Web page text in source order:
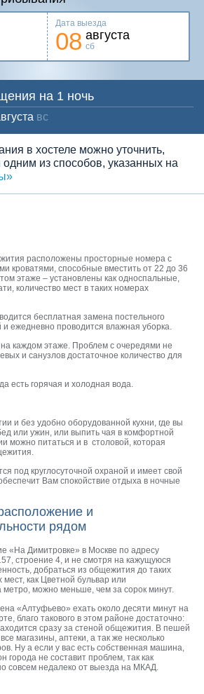
Дата выезда
08 августа
сб
на 1 ночь
вс
в хостеле можно уточнить,
из способов, указанных на
расположены просторные номера с
кроватями, способные вместить от 22 до 36
этаже – установлены как односпальные,
количество мест в таких номерах
бесплатная замена постельного
и ежедневно проводится влажная уборка.
каждом этаже. Проблем с очередями не
и санузлов достаточное количество для
есть горячая и холодная вода.
и без удобно оборудованной кухни, где вы
или ужин, или выпить чая в комфортной
можно питаться и в столовой, которая
под круглосуточной охраной и имеет свой
Вам спокойствие отдыха в ночные
и
рядом
«На Димитровке» в Москве по адресу
строение 4, и не смотря на кажущуюся
добраться из общежития до таких
мест, как Цветной бульвар или
метро, можно меньше, чем за сорок минут.
«Алтуфьево» ехать около десяти минут на
благо такового в этом районе достаточно:
сразу за стеной общежития. В пешей
магазины, аптеки, а так же несколько
Ну а если у вас есть собственная машина,
города не составит проблем, так как
совсем недалеко от выезда на МКАД.